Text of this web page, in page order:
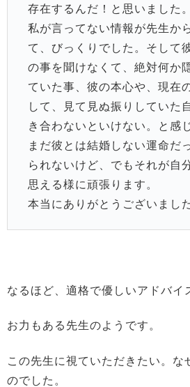
存在するんだ！と思いました。
私が言ってない情報が先生か
て、びっくりでした。そして
の事を聞けなくて、絶対何か
ていた事、彼の本心や、現在
して、見て見ぬ振りしていた
き合わないといけない。と感
まだ彼とは結婚しない運命だ
られないけど、でもそれが自
思える様に頑張ります。
本当にありがとうございました
なるほど、適格で優しいアドバイ
お力もある先生のようです。
この先生に視ていただきたい。な
のでした。